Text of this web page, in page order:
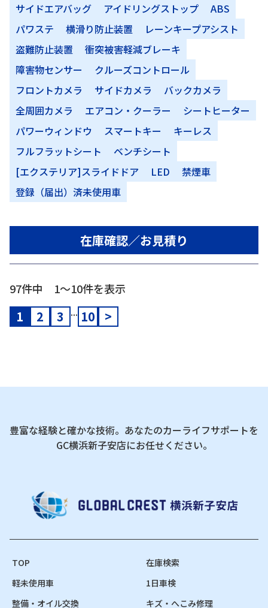
サイドエアバッグ
アイドリングストップ
ABS
パワステ
横滑り防止装置
レーンキープアシスト
盗難防止装置
衝突被害軽減ブレーキ
障害物センサー
クルーズコントロール
フロントカメラ
サイドカメラ
バックカメラ
全周囲カメラ
エアコン・クーラー
シートヒーター
パワーウィンドウ
スマートキー
キーレス
フルフラットシート
ベンチシート
[エクステリア]スライドドア
LED
禁煙車
登録（届出）済未使用車
在庫確認／お見積り
97件中 1〜10件を表示
1 2 3 ... 10 >
豊富な経験と確かな技術。あなたのカーライフサポートを
GC横浜新子安店にお任せください。
TOP
在庫検索
軽未使用車
1日車検
整備・オイル交換
キズ・へこみ修理